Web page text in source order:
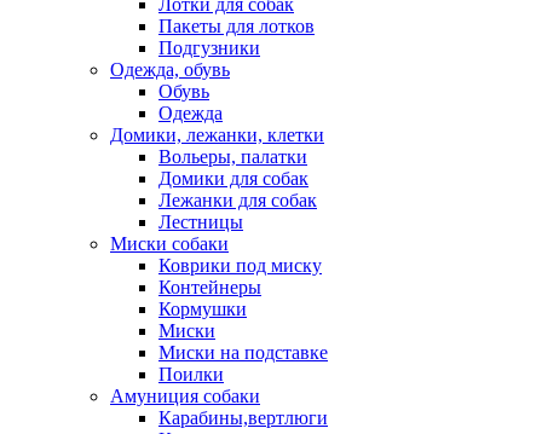
Лотки для собак
Пакеты для лотков
Подгузники
Одежда, обувь
Обувь
Одежда
Домики, лежанки, клетки
Вольеры, палатки
Домики для собак
Лежанки для собак
Лестницы
Миски собаки
Коврики под миску
Контейнеры
Кормушки
Миски
Миски на подставке
Поилки
Амуниция собаки
Карабины,вертлюги